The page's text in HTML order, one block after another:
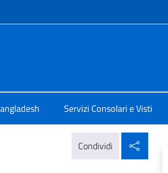
Servizi Consolari e Visti
Condividi